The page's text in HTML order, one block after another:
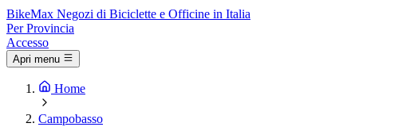
BikeMax Negozi di Biciclette e Officine in Italia
Per Provincia
Accesso
Apri menu
Home
Campobasso